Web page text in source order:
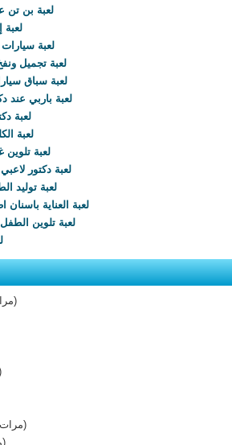
لعبة بن تن
لعبة
لعبة
لعبة تجميل
لعبة سباق
لعبة باربي عند
لعبة
لعبة
لعبة تلوين
لعبة دكتور
لعبة توليد
لعبة العناية باسنان
لعبة تلوين
(1 880 مرات اللعب)
(9
(5 مرات اللعب)
(4 مرات اللعب)